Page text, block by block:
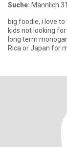
Suche: Männlich
big foodie, i love
kids not looking
long term monogamous